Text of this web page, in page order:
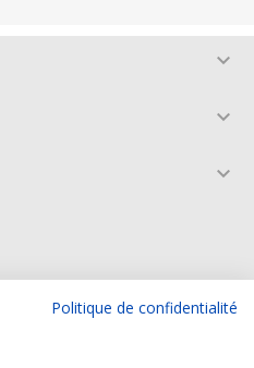



Politique de confidentialité